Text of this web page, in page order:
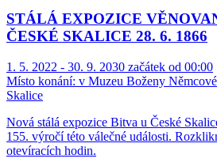
STÁLÁ EXPOZICE
ČESKÉ SKALICE 28. 6. 1866
1. 5. 2022 - 30. 9. 2030 začátek od 00:00
Místo konání: v Muzeu Boženy
Skalice
Nová stálá expozice Bitva u České
155. výročí této válečné události.
otevíracích hodin.